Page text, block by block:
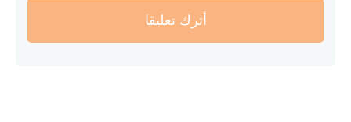
أترك تعليقا